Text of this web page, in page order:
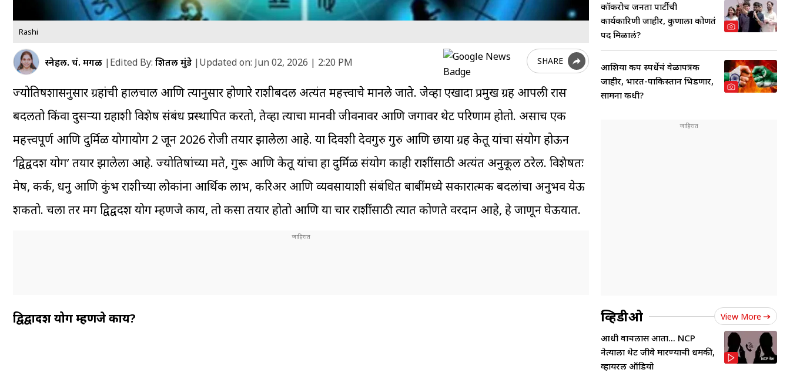
Rashi
स्नेहल. चं. मेंगळ |Edited By: शितल मुंडे |Updated on: Jun 02, 2026 | 2:20 PM SHARE
ज्योतिषशास्त्रानुसार ग्रहांची हालचाल आणि त्यानुसार होणारे राशीबदल अत्यंत महत्त्वाचे मानले जाते. जेव्हा एखादा प्रमुख ग्रह आपली रास
बदलतो किंवा दुसऱ्या ग्रहाशी विशेष संबंध प्रस्थापित करतो, तेव्हा त्याचा मानवी जीवनावर आणि जगावर थेट परिणाम होतो. असाच एक
महत्त्वपूर्ण आणि दुर्मिळ योगायोग 2 जून 2026 रोजी तयार झालेला आहे. या दिवशी देवगुरु गुरु आणि छाया ग्रह केतू यांचा संयोग होऊन
‘द्विद्वदश योग’ तयार झालेला आहे. ज्योतिषांच्या मते, गुरू आणि केतू यांचा हा दुर्मिळ संयोग काही राशींसाठी अत्यंत अनुकूल ठरेल. विशेषतः
मेष, कर्क, धनु आणि कुंभ राशीच्या लोकांना आर्थिक लाभ, करिअर आणि व्यवसायाशी संबंधित बाबींमध्ये सकारात्मक बदलांचा अनुभव येऊ
शकतो. चला तर मग द्विद्वदश योग म्हणजे काय, तो कसा तयार होतो आणि या चार राशींसाठी त्यात कोणते वरदान आहे, हे जाणून घेऊयात.
द्विद्वादश योग म्हणजे काय?
कॉकरोच जनता पार्टीची
कार्यकारिणी जाहीर, कुणाला कोणतं
पद मिळालं?
आशिया कप स्पर्धेचं वेळापत्रक
जाहीर, भारत-पाकिस्तान भिडणार,
सामना कधी?
व्हिडीओ View More
आधी वाचलास आता... NCP
नेत्याला थेट जीवे मारण्याची धमकी,
व्हायरल ऑडियो